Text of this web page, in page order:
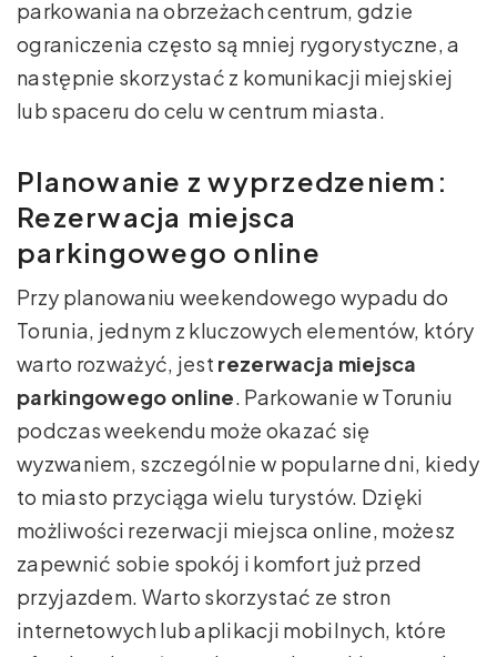
parkowania na obrzeżach centrum, gdzie
ograniczenia często są mniej rygorystyczne, a
następnie skorzystać z komunikacji miejskiej
lub spaceru do celu w centrum miasta.
Planowanie z wyprzedzeniem:
Rezerwacja miejsca
parkingowego online
Przy planowaniu weekendowego wypadu do
Torunia, jednym z kluczowych elementów, który
warto rozważyć, jest rezerwacja miejsca
parkingowego online. Parkowanie w Toruniu
podczas weekendu może okazać się
wyzwaniem, szczególnie w popularne dni, kiedy
to miasto przyciąga wielu turystów. Dzięki
możliwości rezerwacji miejsca online, możesz
zapewnić sobie spokój i komfort już przed
przyjazdem. Warto skorzystać ze stron
internetowych lub aplikacji mobilnych, które